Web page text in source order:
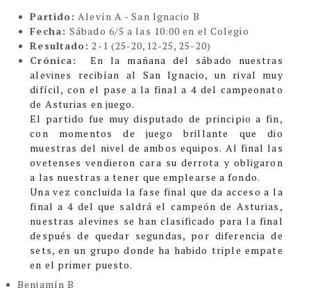
Partido: Alevín A - San Ignacio B
Fecha:Sábado 6/5 a las 10:00 en el Colegio
Resultado: 2-1 (25-20,12-25, 25-20)
Crónica:
En la mañana del sábado nuestras
alevines recibían al San Ignacio, un rival muy
difícil, con el pase a la final a 4 del campeonato
de Asturias en juego.
El partido fue muy disputado de principio a fin,
con momentos de juego brillante que dio
muestras del nivel de ambos equipos. Al final las
ovetenses vendieron cara su derrota y obligaron
a las nuestras a tener que emplearse a fondo.
Una vez concluida la fase final que da acceso a la
final a 4 del que saldrá el campeón de Asturias,
nuestras alevines se han clasificado para la final
después de quedar segundas, por diferencia de
sets, en un grupo donde ha habido triple empate
en el primer puesto.
Benjamín B